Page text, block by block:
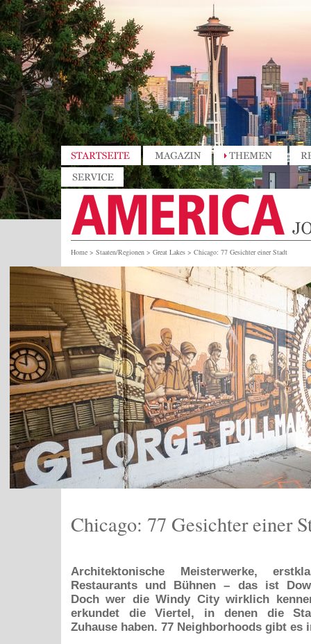
Home > Staaten/Regionen > Great Lakes > Chicago: 77 Gesichter einer Stadt
Chicago: 77 Gesichter einer
Architektonische Meisterwerke,
Restaurants und Bühnen – das ist
Doch wer die Windy City wirklich
erkundet die Viertel, in denen die
Zuhause haben. 77 Neighborhoods gibt es